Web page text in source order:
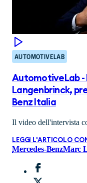
AUTOMOTIVELAB
AutomotiveLab -
Langenbrinck,
Benz Italia
Il video dell'intervista
LEGGI L'ARTICOLO
Mercedes-BenzMarc